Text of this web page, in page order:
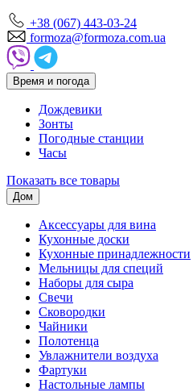
+38 (067) 443-03-24
formoza@formoza.com.ua
Время и погода
Дождевики
Зонты
Погодные станции
Часы
Показать все товары
Дом
Аксессуары для вина
Кухонные доски
Кухонные принадлежности
Мельницы для специй
Наборы для сыра
Свечи
Сковородки
Чайники
Полотенца
Увлажнители воздуха
Фартуки
Настольные лампы